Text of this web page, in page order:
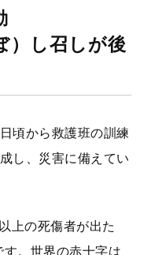
）し召しが後
頃から救護班の訓練
し、災害に備えてい
上の死傷者が出た
。世界の赤十字は